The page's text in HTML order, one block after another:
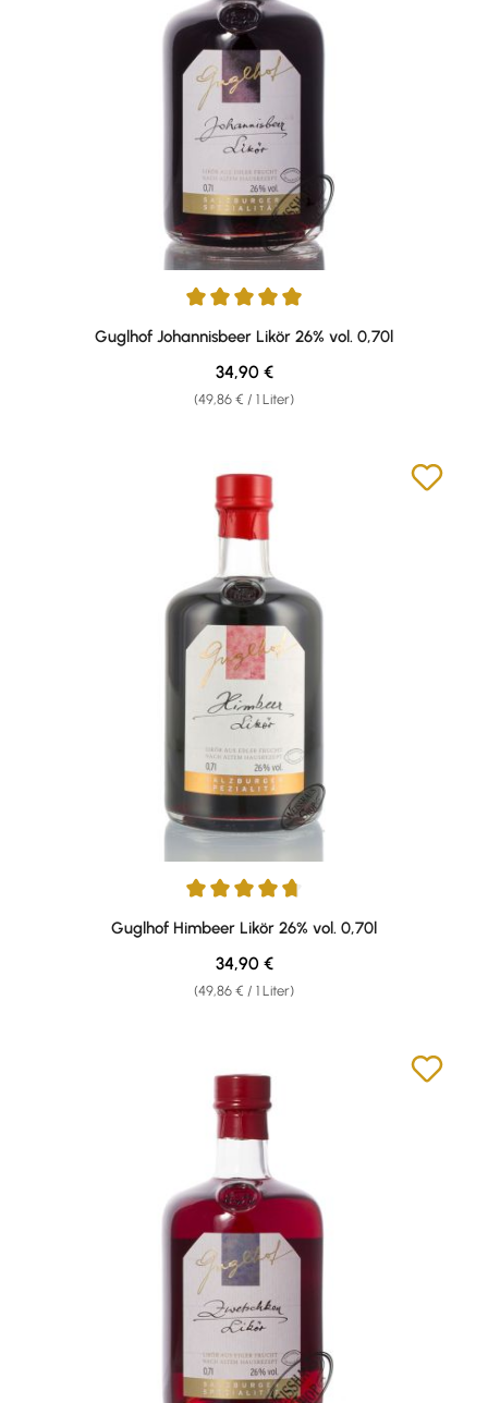
Durchschnittliche Bewertung von 5 von 5 Sternen
Guglhof Johannisbeer Likör 26% vol. 0,70l
(49,86 € / 1 Liter)
Regulärer Preis:
34,90 €
Durchschnittliche Bewertung von 4.83 von 5 Sternen
Guglhof Himbeer Likör 26% vol. 0,70l
(49,86 € / 1 Liter)
Regulärer Preis:
34,90 €